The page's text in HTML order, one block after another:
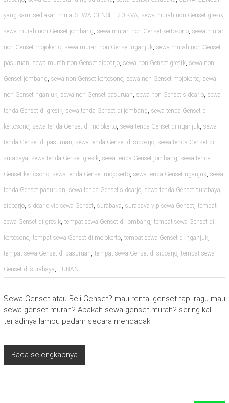
yang kami sediakan mulai SEWA GENSET 20 KVA, sewa murah non Genset gresik,
sewa murah non Genset jombang, sewa murah non Genset kertosono, sewa murah
non Genset mojokerto, sewa murah non Genset nganjuk, sewa murah non Genset
pasuruan, sewa murah non Genset sidoarjo, sewa non Genset gresik, sewa non
Genset jombang, sewa non Genset kertosono, sewa non Genset mojokerto, sewa
non Genset nganjuk, sewa non Genset pasuruan, sewa non Genset sidoarjo, sewa
tenda Genset di gresik, sewa tenda Genset di jombang, sewa tenda Genset di
kertosono, sewa tenda Genset di mojokerto, sewa tenda Genset di nganjuk, sewa
tenda Genset di pasuruan, sewa tenda Genset di sidoarjo, sewa tenda Genset di
surabaya, sewa tenda Genset gresik, sewa tenda Genset jombang, sewa tenda
Genset kertosono, sewa tenda Genset mojokerto, sewa tenda Genset nganjuk, sewa
tenda Genset pasuruan, sewa tenda Genset sidoarjo, sewa tenda Genset surabaya,
sidoarjo, sidoarjo vip sewa Genset, surabaya, surabaya vip sewa Genset, tempat
sewa Genset di gresik, tempat sewa Genset di jombang, tempat sewa Genset di
kertosono, tempat sewa Genset di mojokerto, tempat sewa Genset di nganjuk,
tempat sewa Genset di pasuruan, tempat sewa Genset di sidoarjo, tempat sewa
Genset di surabaya, TUBAN
Sewa Genset atau Beli Genset? mau rental genset tapi ragu mau
sewa genset murah? Apakah sewa genset murah? sering kali
terjadinya lampu padam secara mendadak
Baca selengkapnya